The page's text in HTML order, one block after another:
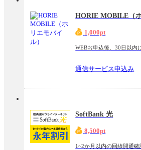
HORIE MOBILE（
1,000pt
WEBお申込後、30日以内
通信サービス申込み
SoftBank 光
8,500pt
1~2か月以内の回線開通確